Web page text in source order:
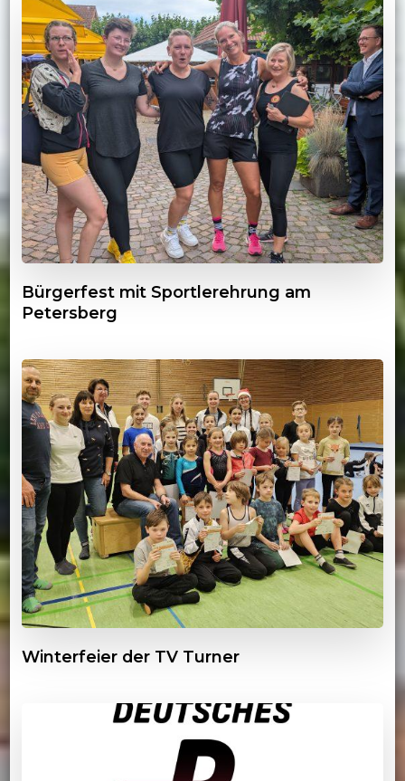
Bürgerfest mit Sportlerehrung am
Petersberg
Winterfeier der TV Turner